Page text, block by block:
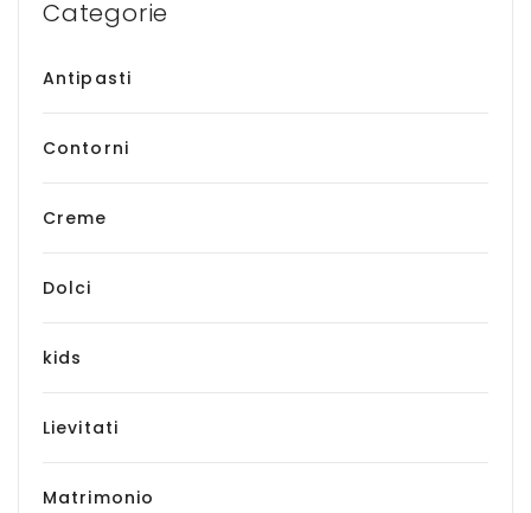
Categorie
Antipasti
Contorni
Creme
Dolci
kids
Lievitati
Matrimonio